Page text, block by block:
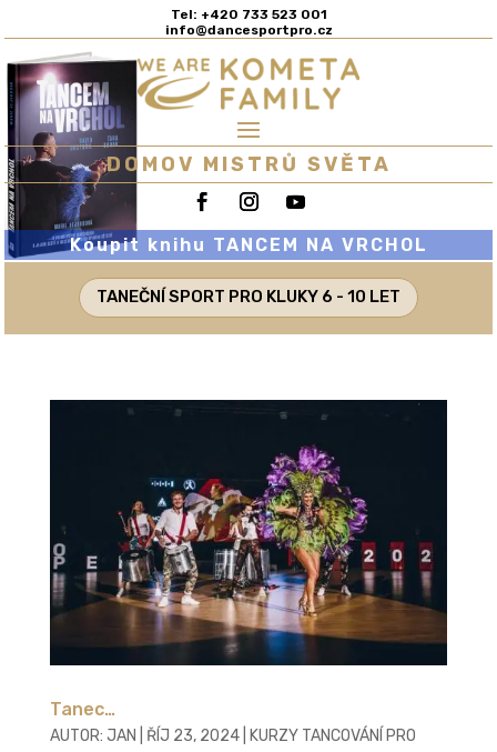
Tel: +420 733 523 001
info@dancesportpro.cz
DOMOV MISTRŮ SVĚTA
Koupit knihu TANCEM NA VRCHOL
TANEČNÍ SPORT PRO KLUKY 6 - 10 LET
Tanec…
AUTOR: JAN ŘÍJ 23, 2024|
KURZY TANCOVÁNÍ PRO